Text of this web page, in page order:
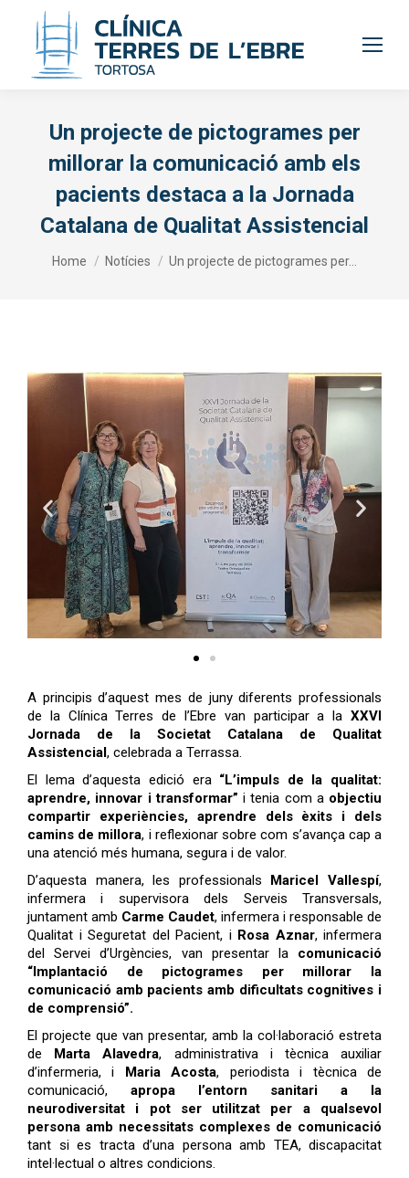
Un projecte de pictogrames per
millorar la comunicació amb els
pacients destaca a la Jornada
Catalana de Qualitat Assistencial
Home Notícies Un projecte de pictogrames per…
A principis d’aquest mes de juny diferents professionals
de la Clínica Terres de l’Ebre van participar a la XXVI
Jornada de la Societat Catalana de Qualitat
Assistencial, celebrada a Terrassa.
El lema d’aquesta edició era “L’impuls de la qualitat:
aprendre, innovar i transformar” i tenia com a objectiu
compartir experiències, aprendre dels èxits i dels
camins de millora, i reflexionar sobre com s’avança cap a
una atenció més humana, segura i de valor.
D’aquesta manera, les professionals Maricel Vallespí,
infermera i supervisora dels Serveis Transversals,
juntament amb Carme Caudet, infermera i responsable de
Qualitat i Seguretat del Pacient, i Rosa Aznar, infermera
del Servei d’Urgències, van presentar la comunicació
“Implantació de pictogrames per millorar la
comunicació amb pacients amb dificultats cognitives i
de comprensió”.
El projecte que van presentar, amb la col·laboració estreta
de Marta Alavedra, administrativa i tècnica auxiliar
d’infermeria, i Maria Acosta, periodista i tècnica de
comunicació, apropa l’entorn sanitari a la
neurodiversitat i pot ser utilitzat per a qualsevol
persona amb necessitats complexes de comunicació
tant si es tracta d’una persona amb TEA, discapacitat
intel·lectual o altres condicions.